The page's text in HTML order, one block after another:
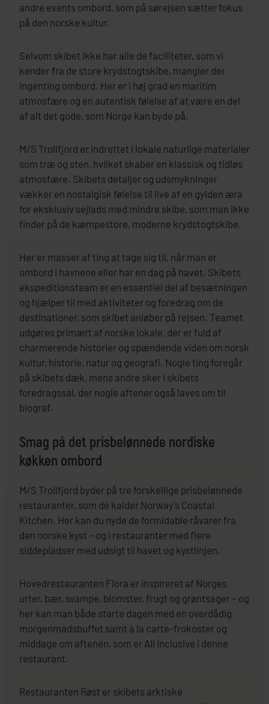
andre events ombord, som på sørejsen sætter fokus
på den norske kultur.
Selvom skibet ikke har alle de faciliteter, som vi
kender fra de store krydstogtskibe, mangler der
ingenting ombord. Her er i høj grad en maritim
atmosfære og en autentisk følelse af at være en del
af alt det gode, som Norge kan byde på.
M/S Trollfjord er indrettet i lokale naturlige materialer
som træ og sten, hvilket skaber en klassisk og tidløs
atmosfære. Skibets detaljer og udsmykninger
vækker en nostalgisk følelse til live af en gylden æra
for eksklusiv sejlads med mindre skibe, som man ikke
finder på de kæmpestore, moderne krydstogtskibe.
Her er masser af ting at tage sig til, når man er
ombord i havnene eller har en dag på havet. Skibets
ekspeditionsteam er en essentiel del af besætningen
og hjælper til med aktiviteter og foredrag om de
destinationer, som skibet anløber på rejsen. Teamet
udgøres primært af norske lokale, der er fuld af
charmerende historier og spændende viden om norsk
kultur, historie, natur og geografi. Nogle ting foregår
på skibets dæk, mens andre sker i skibets
foredragssal, der nogle aftener også laves om til
biograf.
Smag på det prisbelønnede nordiske
køkken ombord
M/S Trollfjord byder på tre forskellige prisbelønnede
restauranter, som de kalder Norway's Coastal
Kitchen. Her kan du nyde de formidable råvarer fra
den norske kyst – og i restauranter med flere
siddepladser med udsigt til havet og kystlinjen.
Hovedrestauranten Flora er inspireret af Norges
urter, bær, svampe, blomster, frugt og grøntsager – og
her kan man både starte dagen med en overdådig
morgenmadsbuffet samt à la carte-frokoster og
middage om aftenen, som er All inclusive i denne
restaurant.
Restauranten Røst er skibets arktiske